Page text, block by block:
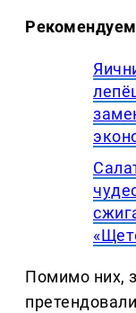
Помимо них,